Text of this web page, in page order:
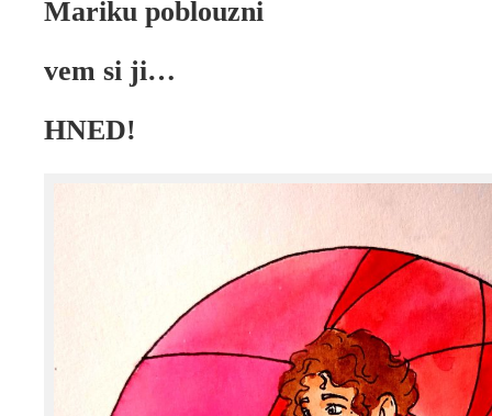
Mariku poblouzni
vem si ji…
HNED!